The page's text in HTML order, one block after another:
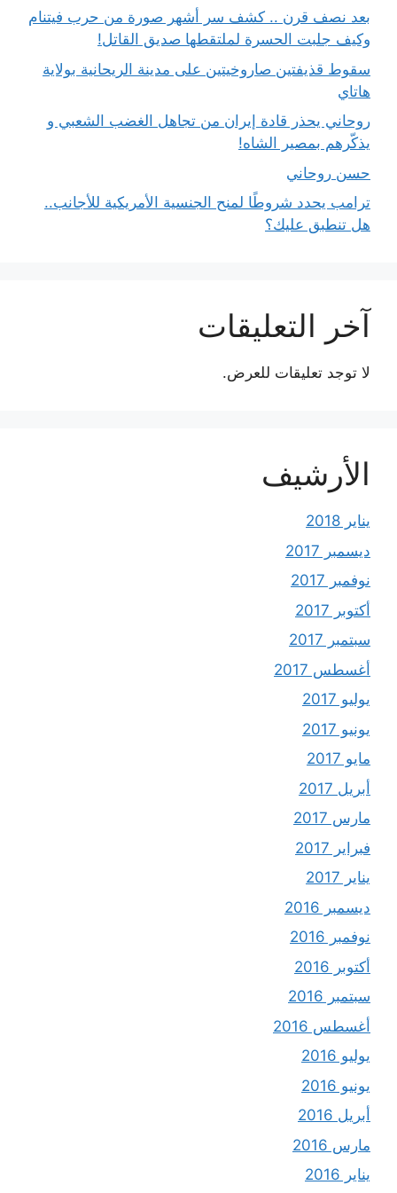
بعد نصف قرن .. كشف سر أشهر صورة من حرب فيتنام
وكيف جلبت الحسرة لملتقطها صديق القاتل!
سقوط قذيفتين صاروخيتين على مدينة الريحانية بولاية
هاتاي
روحاني يحذر قادة إيران من تجاهل الغضب الشعبي و
يذكّرهم بمصير الشاه!
حسن روحاني
ترامب يحدد شروطًا لمنح الجنسية الأمريكية للأجانب..
هل تنطبق عليك؟
آخر التعليقات
لا توجد تعليقات للعرض.
الأرشيف
يناير 2018
ديسمبر 2017
نوفمبر 2017
أكتوبر 2017
سبتمبر 2017
أغسطس 2017
يوليو 2017
يونيو 2017
مايو 2017
أبريل 2017
مارس 2017
فبراير 2017
يناير 2017
ديسمبر 2016
نوفمبر 2016
أكتوبر 2016
سبتمبر 2016
أغسطس 2016
يوليو 2016
يونيو 2016
أبريل 2016
مارس 2016
يناير 2016